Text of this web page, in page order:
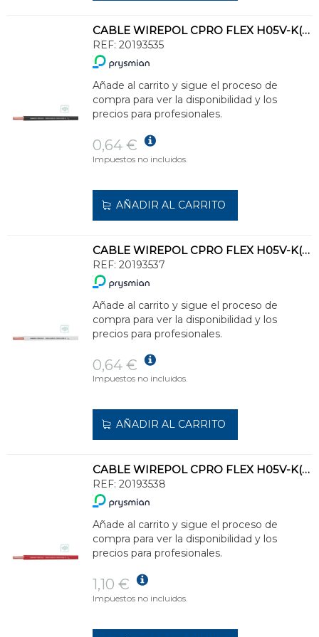
CABLE WIREPOL CPRO FLEX H05V-K(500V)-H07V-K(750V)1x1,5 NG(SE SUMINISTRA CJ.200m)
REF: 20193535
Añade al carrito y sigue el proceso de
compra para ver la disponibilidad y los
precios para profesionales.
0,64 €
Impuestos no incluidos.
AÑADIR AL CARRITO
CABLE WIREPOL CPRO FLEX H05V-K(500V)-H07V-K(750V)1x1,5 BL(SE SUMINISTRA CJ.200m)
REF: 20193537
Añade al carrito y sigue el proceso de
compra para ver la disponibilidad y los
precios para profesionales.
0,64 €
Impuestos no incluidos.
AÑADIR AL CARRITO
CABLE WIREPOL CPRO FLEX H05V-K(500V)-H07V-K(750V)1x2,5 RJ(SE SUMINISTRA CJ.200m)
REF: 20193538
Añade al carrito y sigue el proceso de
compra para ver la disponibilidad y los
precios para profesionales.
1,10 €
Impuestos no incluidos.